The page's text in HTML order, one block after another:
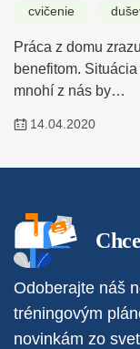
cvičenie
Práca z domu
benefitom.
mnohí z nás by…
14.04.2020
Odoberajte náš
tréningovým
novinkám zo